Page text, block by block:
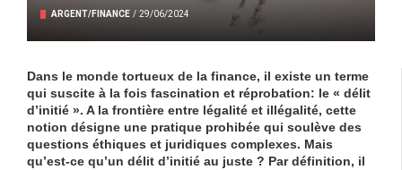
ARGENT/FINANCE / 29/06/2024
Dans le monde tortueux de la finance, il existe un terme
qui suscite à la fois fascination et réprobation: le « délit
d’initié ». A la frontière entre légalité et illégalité, cette
notion désigne une pratique prohibée qui soulève des
questions éthiques et juridiques complexes. Mais
qu’est-ce qu’un délit d’initié au juste ? Par définition, il